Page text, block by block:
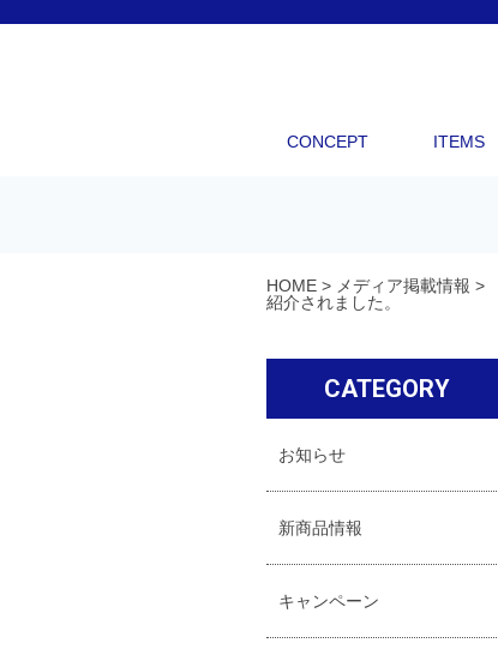
CONCEPT ITEMS
HOME > メディア掲載情報 >
紹介されました。
CATEGORY
お知らせ
新商品情報
キャンペーン